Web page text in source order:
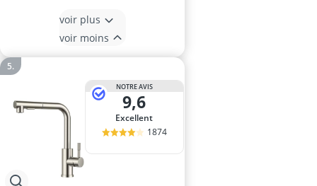
voir plus
voir moins
NOTRE AVIS
9,6
Excellent
1874